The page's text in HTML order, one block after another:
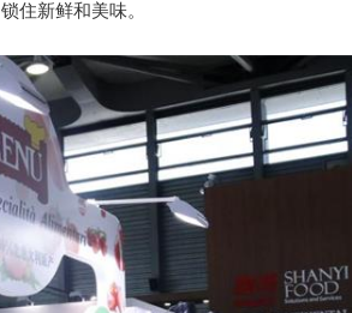
住新鲜和美味。